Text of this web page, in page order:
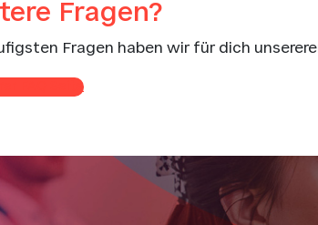
Fragen?
Fragen haben wir für dich
FAQ Seite